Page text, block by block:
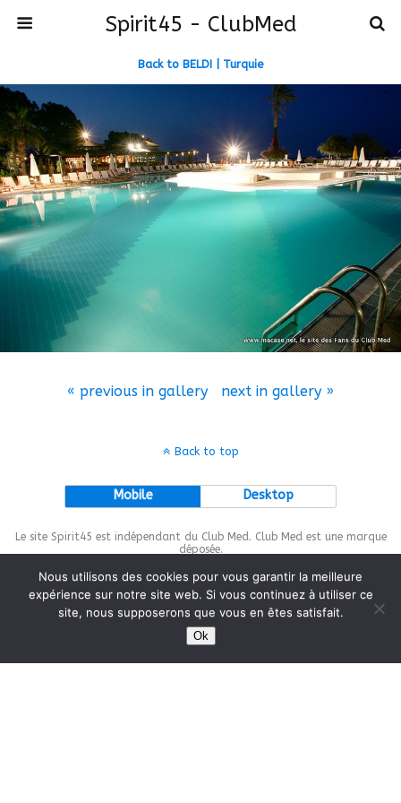
Spirit45 - ClubMed
Back to BELDI | Turquie
« previous in gallery next in gallery »
Back to top
Mobile Desktop
Le site Spirit45 est indépendant du Club Med. Club Med est une marque
déposée.
This site is protected bywp-copyrightpro.com
Nous utilisons des cookies pour vous garantir la meilleure
expérience sur notre site web. Si vous continuez à utiliser ce
site, nous supposerons que vous en êtes satisfait.
Ok